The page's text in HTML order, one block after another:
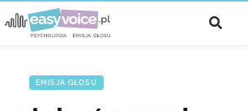
EMISJA GŁOSU